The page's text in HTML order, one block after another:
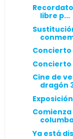
libre p...
Concierto
Concierto
Cine de
dragón
Ya está